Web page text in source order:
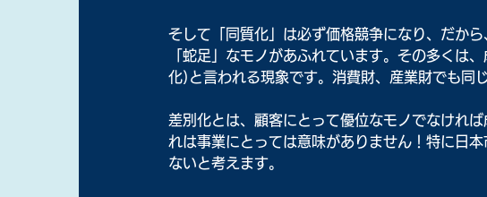
そして「同質化」は必ず価格競争になり、だか
「蛇足」なモノがあふれています。その多くは
化)と言われる現象です。消費財、産業財でも同じ
差別化とは、顧客にとって優位なモノでなけれ
れは事業にとっては意味がありません！特に日
ないと考えます。